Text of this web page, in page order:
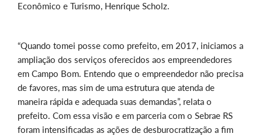
Econômico e Turismo, Henrique Scholz.
“Quando tomei posse como prefeito, em 2017, iniciamos a
ampliação dos serviços oferecidos aos empreendedores
em Campo Bom. Entendo que o empreendedor não precisa
de favores, mas sim de uma estrutura que atenda de
maneira rápida e adequada suas demandas”, relata o
prefeito. Com essa visão e em parceria com o Sebrae RS
foram intensificadas as ações de desburocratização a fim